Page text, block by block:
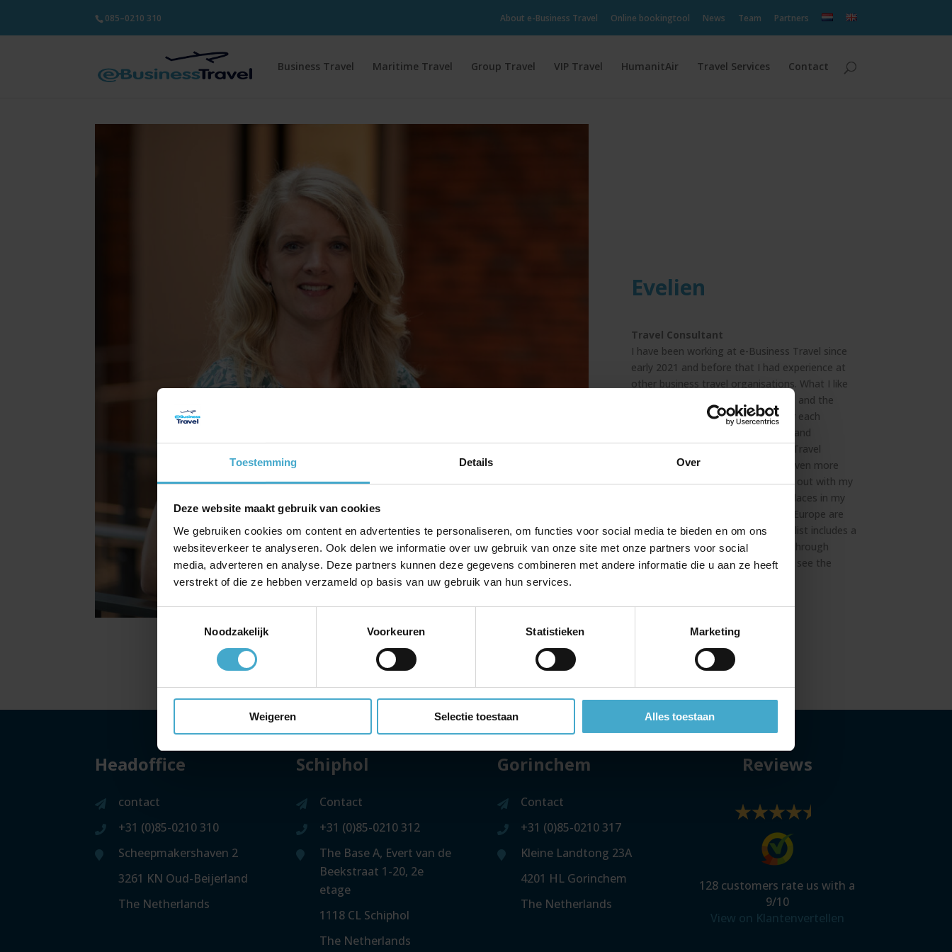
Toestemming Details Over
Deze website maakt gebruik van cookies
We gebruiken cookies om content en advertenties te personaliseren, om functies voor social media te bieden en om ons
websiteverkeer te analyseren. Ook delen we informatie over uw gebruik van onze site met onze partners voor social
media, adverteren en analyse. Deze partners kunnen deze gegevens combineren met andere informatie die u aan ze heeft
verstrekt of die ze hebben verzameld op basis van uw gebruik van hun services.
Noodzakelijk
Voorkeuren Statistieken Marketing
Weigeren Selectie toestaan Alles toestaan
085–0210 310 About e-Business Travel Online bookingtool News Team Partners
Business Travel Maritime Travel Group Travel VIP Travel HumanitAir Travel Services Contact
Evelien
Travel Consultant
I have been working at e-Business Travel since
early 2021 and before that I had experience at
other business travel organisations. What I like
most about my job is the dynamics and the
puzzling to find the best routes for each
request. I work in the Marine team and
occasionally assist in the Business Travel
department, which makes my job even more
varied. In my spare time I like to go out with my
husband and son to discover nice places in my
own country. My favourite cities in Europe are
Seville and Rome. My travel bucket list includes a
tour of South Africa and travelling through
Scandinavia in a camper van and to see the
Headoffice
contact
+31 (0)85-0210 310
Scheepmakershaven 2
3261 KN Oud-Beijerland
The Netherlands
Schiphol
Contact
+31 (0)85-0210 312
The Base A, Evert van de
Beekstraat 1-20, 2e
etage
1118 CL Schiphol
The Netherlands
Gorinchem
Contact
+31 (0)85-0210 317
Kleine Landtong 23A
4201 HL Gorinchem
The Netherlands
Reviews
128 customers rate us with a
9/10
View on Klantenvertellen